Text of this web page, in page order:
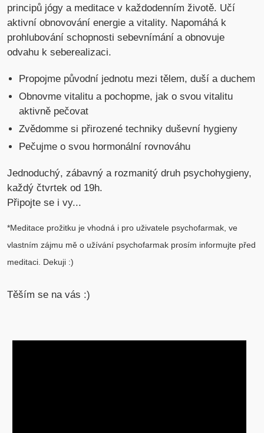
principů jógy a meditace v každodenním životě. Učí
aktivní obnovování energie a vitality. Napomáhá k
prohlubování schopnosti sebevnímání a obnovuje
odvahu k seberealizaci.
Propojme původní jednotu mezi tělem, duší a duchem
Obnovme vitalitu a pochopme, jak o svou vitalitu
aktivně pečovat
Zvědomme si přirozené techniky duševní hygieny
Pečujme o svou hormonální rovnováhu
Jednoduchý, zábavný a rozmanitý druh psychohygieny,
každý čtvrtek od 19h.
Připojte se i vy...
*Meditace prožitku je vhodná i pro uživatele psychofarmak, ve
vlastním zájmu mě o užívání psychofarmak prosím informujte před
meditaci. Dekuji :)
Těším se na vás :)